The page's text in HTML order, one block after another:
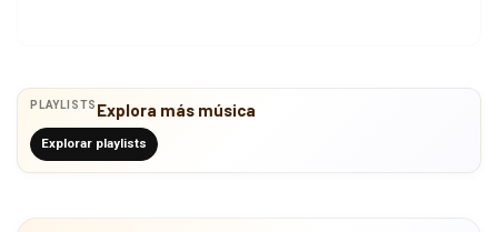
PLAYLISTS Explora más música
Explorar playlists